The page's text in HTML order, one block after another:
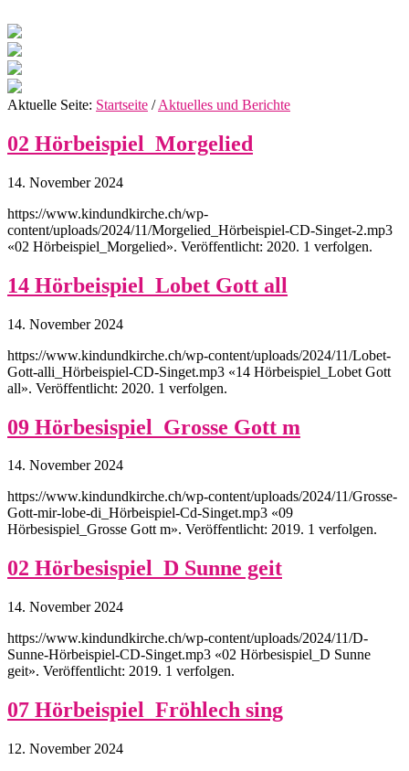
Aktuelle Seite: Startseite / Aktuelles und Berichte
02 Hörbeispiel_Morgelied
14. November 2024
https://www.kindundkirche.ch/wp-
content/uploads/2024/11/Morgelied_Hörbeispiel-CD-Singet-2.mp3
«02 Hörbeispiel_Morgelied». Veröffentlicht: 2020. 1 verfolgen.
14 Hörbeispiel_Lobet Gott all
14. November 2024
https://www.kindundkirche.ch/wp-content/uploads/2024/11/Lobet-
Gott-alli_Hörbeispiel-CD-Singet.mp3 «14 Hörbeispiel_Lobet Gott
all». Veröffentlicht: 2020. 1 verfolgen.
09 Hörbesispiel_Grosse Gott m
14. November 2024
https://www.kindundkirche.ch/wp-content/uploads/2024/11/Grosse-
Gott-mir-lobe-di_Hörbeispiel-Cd-Singet.mp3 «09
Hörbesispiel_Grosse Gott m». Veröffentlicht: 2019. 1 verfolgen.
02 Hörbesispiel_D Sunne geit
14. November 2024
https://www.kindundkirche.ch/wp-content/uploads/2024/11/D-
Sunne-Hörbeispiel-CD-Singet.mp3 «02 Hörbesispiel_D Sunne
geit». Veröffentlicht: 2019. 1 verfolgen.
07 Hörbeispiel_Fröhlech sing
12. November 2024